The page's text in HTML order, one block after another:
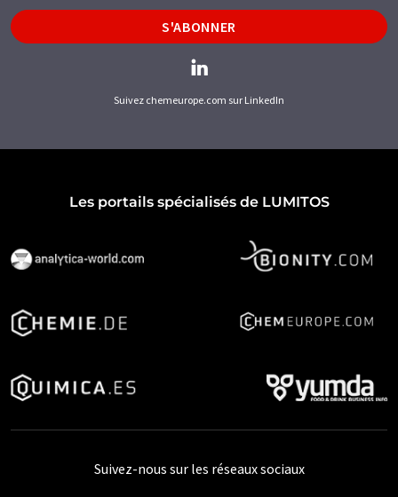
S'ABONNER
Suivez chemeurope.com sur LinkedIn
Les portails spécialisés de LUMITOS
Suivez-nous sur les réseaux sociaux